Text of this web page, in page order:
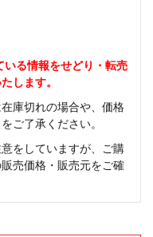
る情報をせどり・転売
します。
庫切れの場合や、価格
ご了承ください。
をしていますが、ご購
売価格・販売元をご確